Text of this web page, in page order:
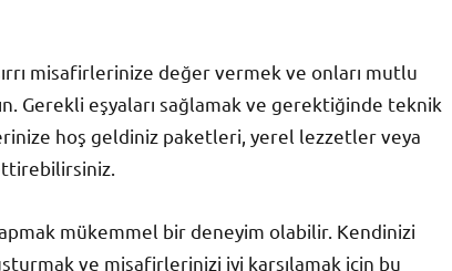
misafirlerinize değer vermek ve onları mutlu
Gerekli eşyaları sağlamak ve gerektiğinde teknik
hoş geldiniz paketleri, yerel lezzetler veya
mükemmel bir deneyim olabilir. Kendinizi
ve misafirlerinizi iyi karşılamak için bu